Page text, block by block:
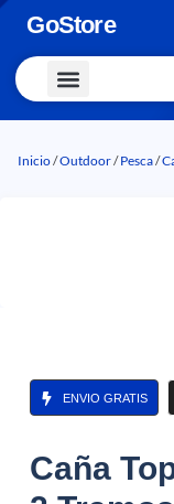
GoStore
Inicio/Outdoor/Pesca/
ENVIO GRATIS
Caña